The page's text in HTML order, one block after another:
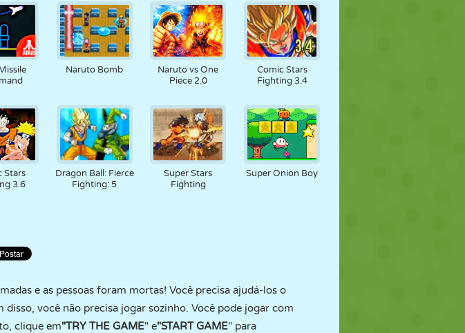
Naruto Bomb
Naruto vs One
Piece 2.0
Comic Stars
Fighting 3.4
Stars
3.6
Dragon Ball: Fierce
Fighting: 5
Super Stars
Fighting
Super Onion Boy
e as pessoas foram mortas! Você precisa ajudá-los o
você não precisa jogar sozinho. Você pode jogar com
clique em"TRY THE GAME" e"START GAME" para